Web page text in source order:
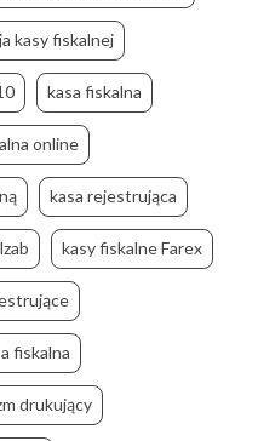
kasy fiskalnej
kasa fiskalna
online
kasa rejestrująca
kasy fiskalne Farex
fiskalna
drukujący